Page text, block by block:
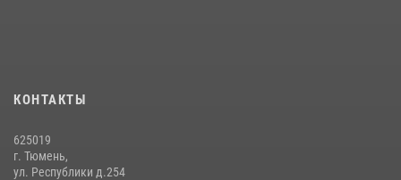
Военнослужащие Росгвардии сбили дрон-разведчик ВСУ на южном
направлении
КОНТАКТЫ
625019
г. Тюмень,
ул. Республики д.254